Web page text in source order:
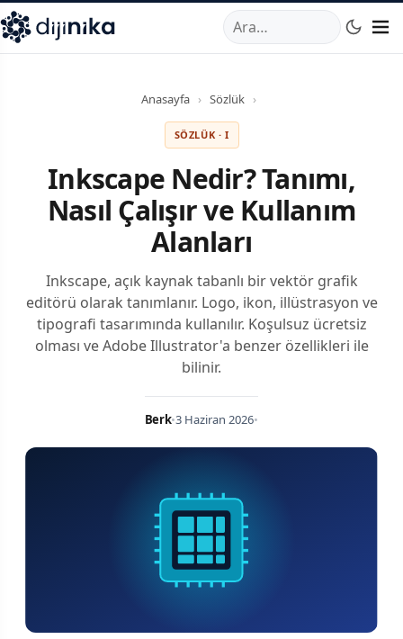
,Marmara Mahallesi,Beylikdüzü34520TRTelefon:0850
Anasayfa › Sözlük ›
SÖZLÜK · I
Inkscape Nedir? Tanımı,
Nasıl Çalışır ve Kullanım
Alanları
Inkscape, açık kaynak tabanlı bir vektör grafik
editörü olarak tanımlanır. Logo, ikon, illüstrasyon ve
tipografi tasarımında kullanılır. Koşulsuz ücretsiz
olması ve Adobe Illustrator'a benzer özellikleri ile
bilinir.
Berk•3 Haziran 2026•